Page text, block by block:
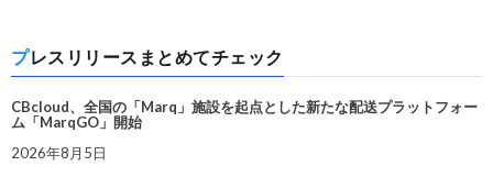
プレスリリースまとめてチェック
CBcloud、全国の「Marq」施設を起点とした新たな配送プラットフォー
ム「MarqGO」開始
2026年8月5日